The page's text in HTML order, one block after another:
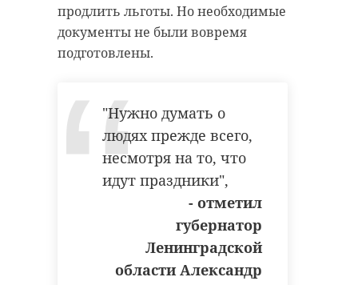
продлить льготы. Но необходимые
документы не были вовремя
подготовлены.
"Нужно думать о
людях прежде всего,
несмотря на то, что
идут праздники",
- отметил
губернатор
Ленинградской
области Александр